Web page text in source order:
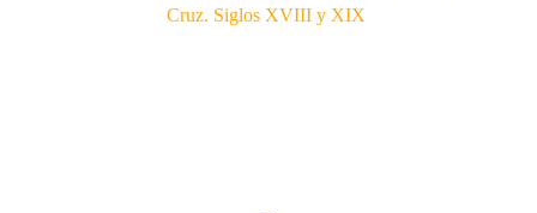
Cruz. Siglos XVIII y XIX